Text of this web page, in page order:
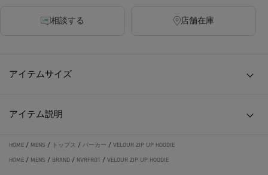
相談する 店舗在庫
アイテムサイズ
アイテム説明
HOME / MENS / トップス / パーカー / VELOUR ZIP UP HOODIE
HOME / MENS / BRAND / NVRFRGT / VELOUR ZIP UP HOODIE